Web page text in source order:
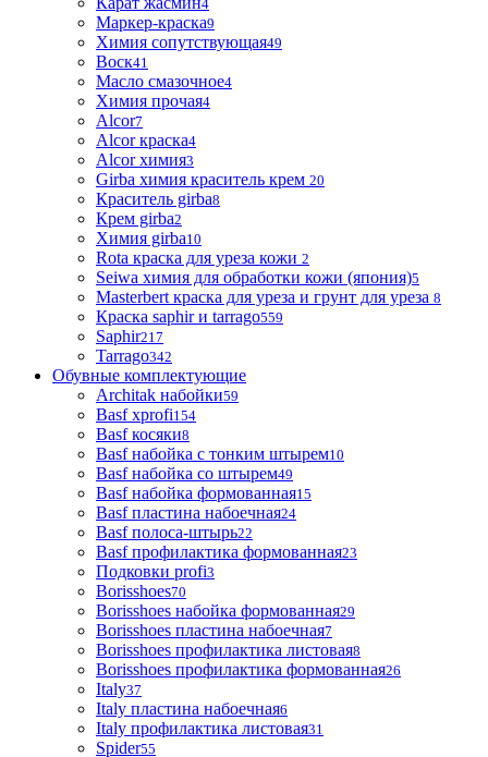
4
Маркер-краска9
Химия сопутствующая49
Воск41
Масло смазочное4
Химия прочая4
Alcor7
Alcor краска4
Alcor химия3
Girba химия краситель крем 20
Краситель girba8
Крем girba2
Химия girba10
Rota краска для уреза кожи 2
Seiwa химия для обработки кожи (япония)5
Masterbert краска для уреза и грунт для уреза 8
Краска saphir и tarrago559
Saphir217
Tarrago342
Обувные комплектующие
Architak набойки59
Basf xprofi154
Basf косяки8
Basf набойка с тонким штырем10
Basf набойка со штырем49
Basf набойка формованная15
Basf пластина набоечная24
Basf полоса-штырь22
Basf профилактика формованная23
Подковки profi3
Borisshoes70
Borisshoes набойка формованная29
Borisshoes пластина набоечная7
Borisshoes профилактика листовая8
Borisshoes профилактика формованная26
Italy37
Italy пластина набоечная6
Italy профилактика листовая31
Spider55